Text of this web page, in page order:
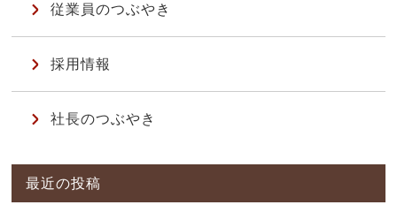
従業員のつぶやき
採用情報
社長のつぶやき